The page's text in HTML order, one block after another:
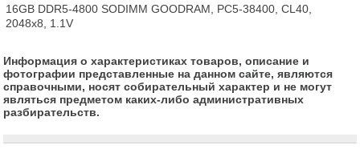
16GB DDR5-4800 SODIMM GOODRAM, PC5-38400, CL40,
2048x8, 1.1V
Информация о характеристиках товаров, описание и
фотографии представленные на данном сайте, являются
справочными, носят собирательный характер и не могут
являться предметом каких-либо административных
разбирательств.